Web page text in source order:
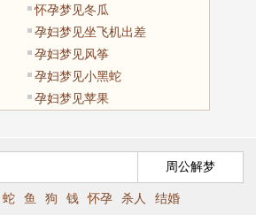
怀孕梦见冬瓜
孕妇梦见坐飞机出差
孕妇梦见风筝
孕妇梦见小黑蛇
孕妇梦见苹果
蛇 鱼 狗 钱 怀孕 杀人 结婚